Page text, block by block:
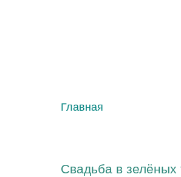
Главная
Свадьба в зелёных